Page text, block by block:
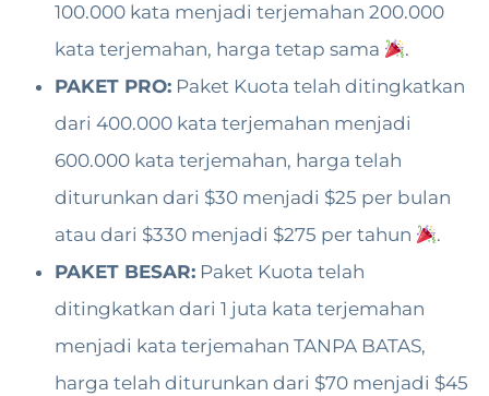
100.000 kata menjadi terjemahan 200.000
kata terjemahan, harga tetap sama
.
PAKET PRO: Paket Kuota telah ditingkatkan
dari 400.000 kata terjemahan menjadi
600.000 kata terjemahan, harga telah
diturunkan dari $30 menjadi $25 per bulan
atau dari $330 menjadi $275 per tahun
.
PAKET BESAR: Paket Kuota telah
ditingkatkan dari 1 juta kata terjemahan
menjadi kata terjemahan TANPA BATAS,
harga telah diturunkan dari $70 menjadi $45